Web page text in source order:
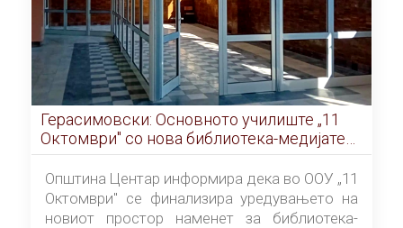
Герасимовски: Основното училиште „11
Октомври" со нова библиотека-медијатека
од септември
Општина Центар информира дека во ООУ „11
Октомври" се финализира уредувањето на
новиот простор наменет за библиотека-